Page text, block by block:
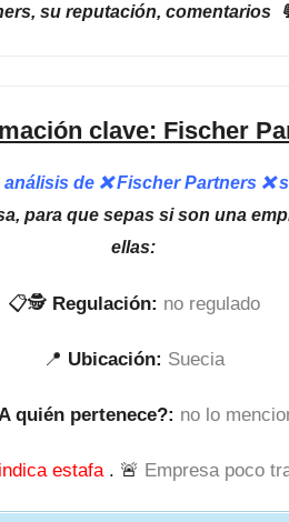
su reputación, comentarios
clave: Fischer
análisis de ❌ Fischer Partners ❌
para que sepas si son una
ellas:
📋🕵 Regulación: no regulado
📍 Ubicación: Suecia
quién pertenece?: no lo
estafa . 🚨 Empresa poco